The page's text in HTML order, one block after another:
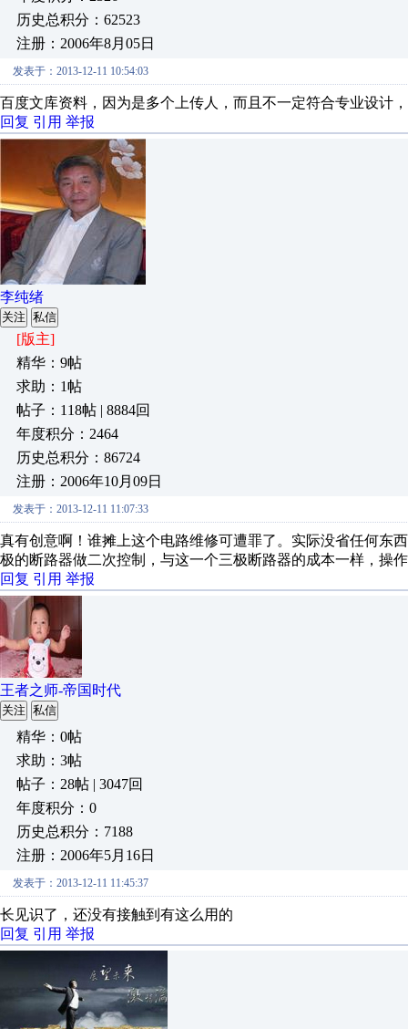
历史总积分：62523
注册：2006年8月05日
发表于：2013-12-11 10:54:03
百度文库资料，因为是多个上传人，而且不一定符合专业设计
回复 引用 举报
李纯绪
关注 私信
[版主]
精华：9帖
求助：1帖
帖子：118帖 | 8884回
年度积分：2464
历史总积分：86724
注册：2006年10月09日
发表于：2013-12-11 11:07:33
真有创意啊！谁摊上这个电路维修可遭罪了。实际没省任何东
极的断路器做二次控制，与这一个三极断路器的成本一样，操
回复 引用 举报
王者之师-帝国时代
关注 私信
精华：0帖
求助：3帖
帖子：28帖 | 3047回
年度积分：0
历史总积分：7188
注册：2006年5月16日
发表于：2013-12-11 11:45:37
长见识了，还没有接触到有这么用的
回复 引用 举报